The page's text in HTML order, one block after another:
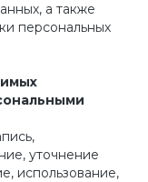
а также
персональных
уточнение
использование,